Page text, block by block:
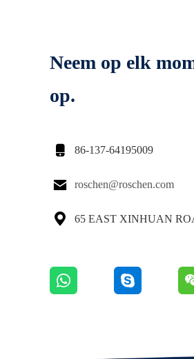
Neem op elk
op.
 86-137-64195009
 roschen@roschen.com
 65 EAST XINHUAN